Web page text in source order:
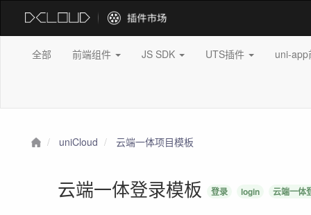
全部 前端组件 JS SDK UTS插件 uni-
uniCloud 云端一体项目模板
云端一体登录模板 登录 login 云端一体